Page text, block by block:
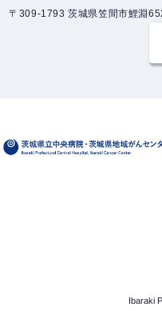
〒309-1793 茨城県笠間市鯉淵
Ibaraki